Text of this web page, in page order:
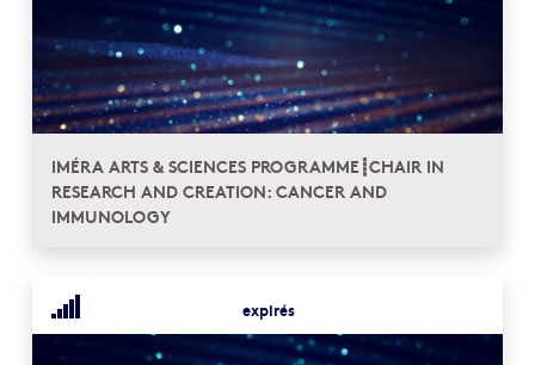
IMÉRA ARTS & SCIENCES PROGRAMME┋CHAIR IN
RESEARCH AND CREATION: CANCER AND
IMMUNOLOGY
expirés